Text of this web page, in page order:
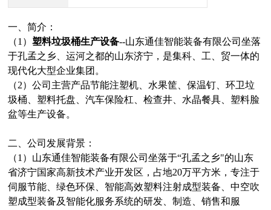
一、简介：
（1）塑料垃圾桶生产设备--山东通佳智能装备有限公司坐落
于孔孟之乡、运河之都的山东济宁，是集科、工、贸一体的
现代化大型企业集团。
（2）公司主营产品节能注塑机、水果筐、保温钉、环卫垃
圾桶、塑料托盘、汽车保险杠、检查井、水晶餐具、塑料脸
盆等生产设备。
二、公司发展背景：
（1）山东通佳智能装备有限公司坐落于“孔孟之乡"的山东
省济宁国家高新技术产业开发区，占地20万平方米，专注于
伺服节能、绿色环保、智能高效塑料注射成型装备、中空吹
塑成型装备及智能化服务系统的研发、制造、销售和服